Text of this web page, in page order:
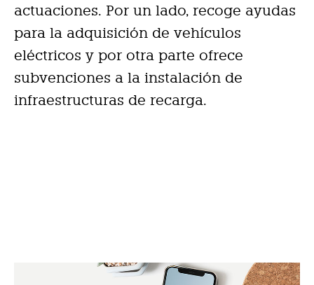
actuaciones. Por un lado, recoge ayudas
para la adquisición de vehículos
eléctricos y por otra parte ofrece
subvenciones a la instalación de
infraestructuras de recarga.